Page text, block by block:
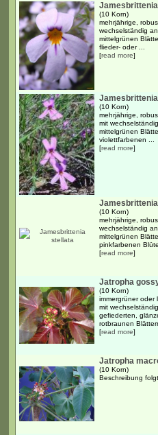
(10 Korn)
mehrjährige,
wechselständig
mittelgrünen
flieder- oder ...
[read more]
(10 Korn)
mehrjährige,
mit
mittelgrünen
violettfarbenen ...
[read more]
(10 Korn)
mehrjährige,
wechselständig
mittelgrünen
pinkfarbenen
[read more]
Jatropha
(10 Korn)
immergrüner oder
mit
gefiederten,
rotbraunen
[read more]
Jatropha
(10 Korn)
Beschreibung